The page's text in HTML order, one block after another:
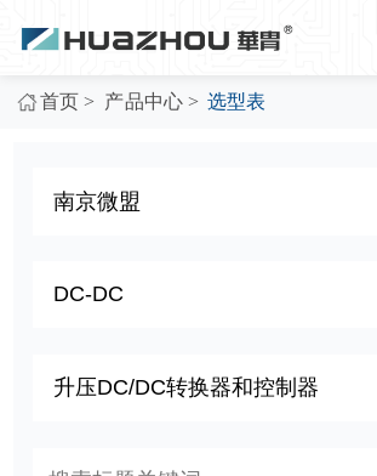
首页 > 产品中心 > 选型表